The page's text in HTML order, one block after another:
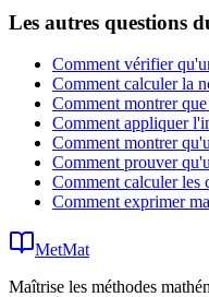
Les autres questions
Comment vérifier
Comment calculer la
Comment montrer
Comment appliquer
Comment montrer
Comment prouver
Comment calculer les
Comment exprimer
MetMat
Maîtrise les méthodes